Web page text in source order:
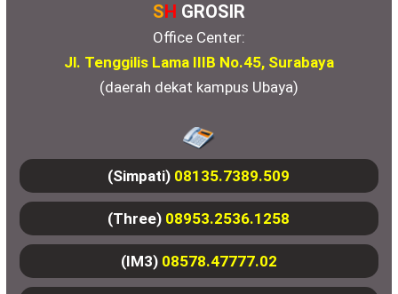
SH GROSIR
Office Center:
Jl. Tenggilis Lama IIIB No.45, Surabaya
(daerah dekat kampus Ubaya)
(Simpati) 08135.7389.509
(Three) 08953.2536.1258
(IM3) 08578.47777.02